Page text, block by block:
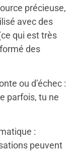
précieuse,
avec des
qui est très
des
ou d’échec :
parfois, tu ne
:
peuvent